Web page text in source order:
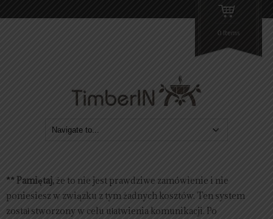
0 Items
** Pamiętaj, że to nie jest prawdziwe zamówienie i nie
poniesiesz w związku z tym żadnych kosztów. Ten system
został stworzony w celu ułatwienia komunikacji. Po